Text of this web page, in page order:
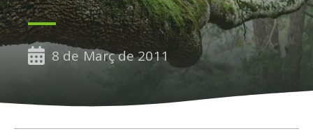
8 de Març de 2011